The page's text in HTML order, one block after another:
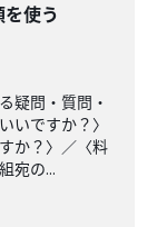
使う
疑問・質問・
いですか？〉
か？〉／〈料
宛の...